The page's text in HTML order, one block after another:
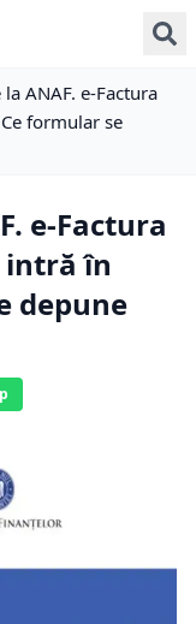
ANAF. e-Factura
formular se
e-Factura
intră în
depune